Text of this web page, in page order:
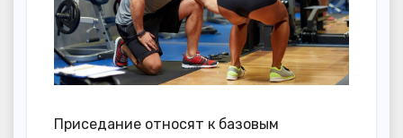
Приседание относят к базовым